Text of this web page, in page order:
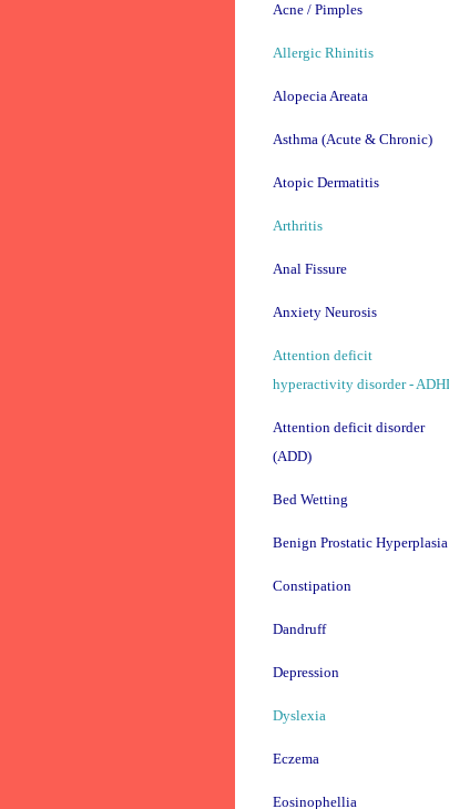
Acne / Pimples
Allergic Rhinitis
Alopecia Areata
Asthma (Acute & Chronic)
Atopic Dermatitis
Arthritis
Anal Fissure
Anxiety Neurosis
Attention deficit
hyperactivity disorder -
Attention deficit disorder
(ADD)
Bed Wetting
Benign Prostatic Hyperplasia
Constipation
Dandruff
Depression
Dyslexia
Eczema
Eosinophellia